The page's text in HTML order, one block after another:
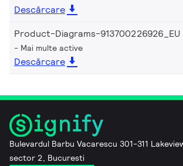
Descărcare
Product-Diagrams-913700226926_EU
Mai multe active
Descărcare
Bulevardul Barbu Vacarescu 301-311
sector 2, Bucuresti